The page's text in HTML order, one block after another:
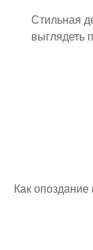
Стильная
выглядеть
Как